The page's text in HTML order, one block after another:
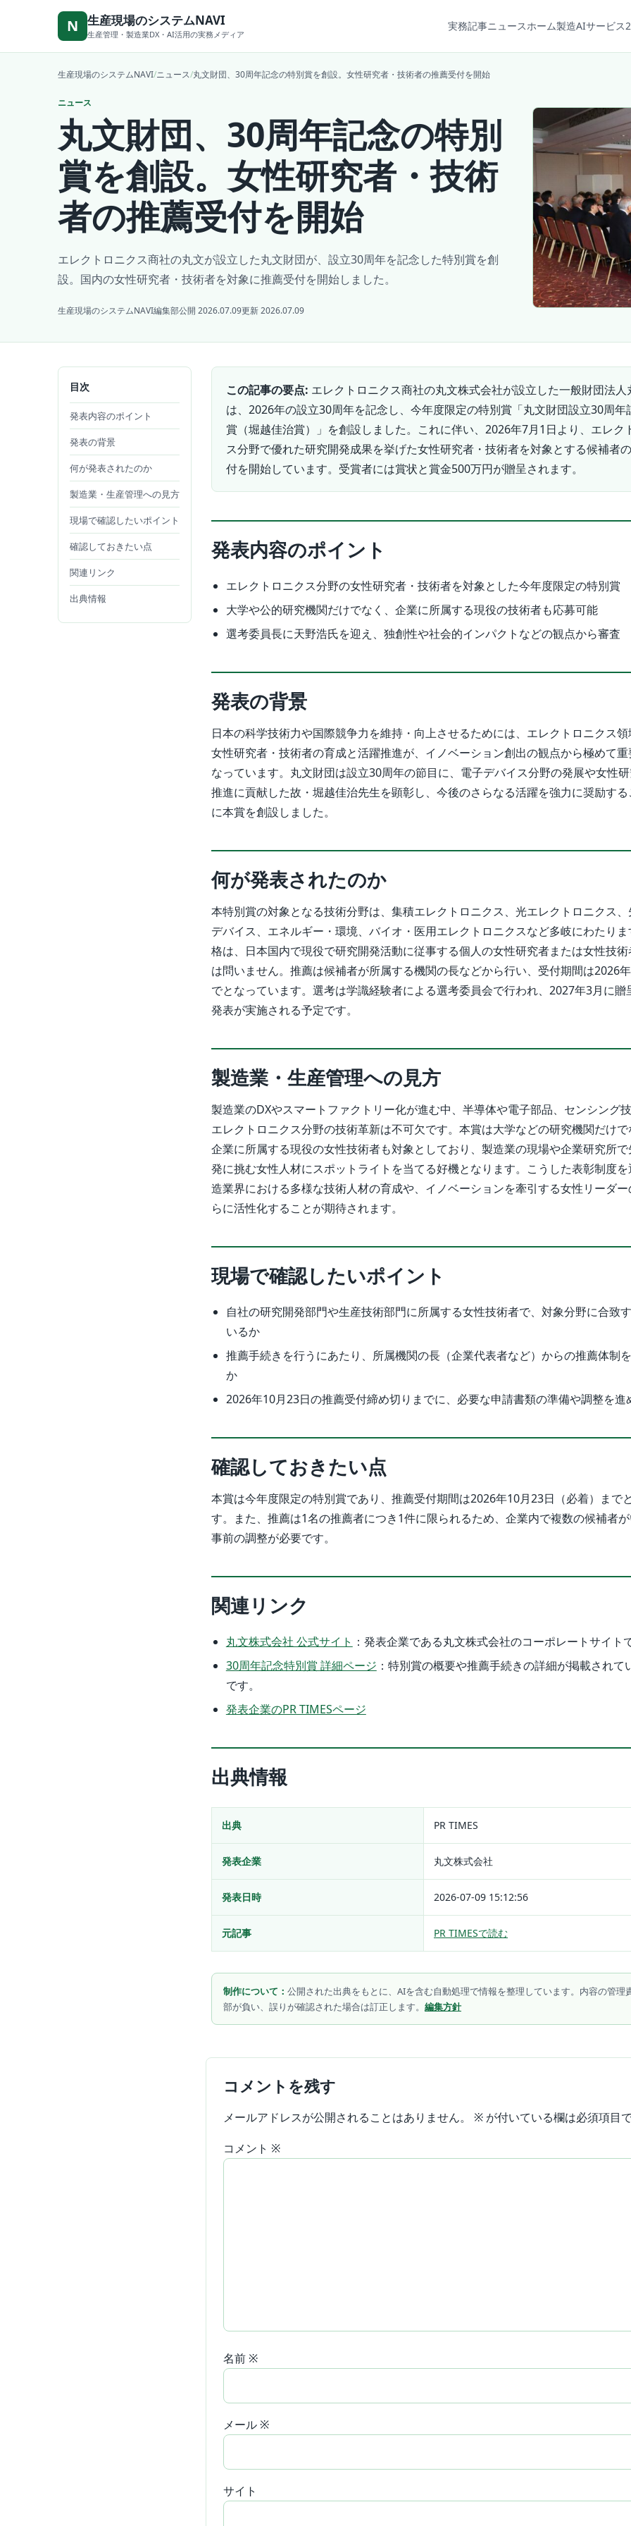
N 生産現場のシステムNAVI
生産管理・製造業DX・AI活用の実務メディア
実務記事ニュースホーム製造AIサービス
生産現場のシステムNAVI/ニュース/丸文財団、30周年記念の特別賞を創設。女性研究者・技術者の推薦受付を開始
ニュース
丸文財団、30周年記念の特別
賞を創設。女性研究者・技術
者の推薦受付を開始
エレクトロニクス商社の丸文が設立した丸文財団が、設立30周年を記念した特別賞を創
設。国内の女性研究者・技術者を対象に推薦受付を開始しました。
生産現場のシステムNAVI編集部公開 2026.07.09更新 2026.07.09
目次
発表内容のポイント
発表の背景
何が発表されたのか
製造業・生産管理への見方
現場で確認したいポイント
確認しておきたい点
関連リンク
出典情報
この記事の要点: エレクトロニクス商社の丸文株式会社が設立した一般財団法人
は、2026年の設立30周年を記念し、今年度限定の特別賞「丸文財団設立30周年
賞（堀越佳治賞）」を創設しました。これに伴い、2026年7月1日より、エレク
ス分野で優れた研究開発成果を挙げた女性研究者・技術者を対象とする候補者
付を開始しています。受賞者には賞状と賞金500万円が贈呈されます。
発表内容のポイント
エレクトロニクス分野の女性研究者・技術者を対象とした今年度限定の特別賞
大学や公的研究機関だけでなく、企業に所属する現役の技術者も応募可能
選考委員長に天野浩氏を迎え、独創性や社会的インパクトなどの観点から審査
発表の背景
日本の科学技術力や国際競争力を維持・向上させるためには、エレクトロニクス領
女性研究者・技術者の育成と活躍推進が、イノベーション創出の観点から極めて重
なっています。丸文財団は設立30周年の節目に、電子デバイス分野の発展や女性
推進に貢献した故・堀越佳治先生を顕彰し、今後のさらなる活躍を強力に奨励す
に本賞を創設しました。
何が発表されたのか
本特別賞の対象となる技術分野は、集積エレクトロニクス、光エレクトロニクス、
デバイス、エネルギー・環境、バイオ・医用エレクトロニクスなど多岐にわたり
格は、日本国内で現役で研究開発活動に従事する個人の女性研究者または女性技
は問いません。推薦は候補者が所属する機関の長などから行い、受付期間は2026
でとなっています。選考は学識経験者による選考委員会で行われ、2027年3月に贈
発表が実施される予定です。
製造業・生産管理への見方
製造業のDXやスマートファクトリー化が進む中、半導体や電子部品、センシング
エレクトロニクス分野の技術革新は不可欠です。本賞は大学などの研究機関だけ
企業に所属する現役の女性技術者も対象としており、製造業の現場や企業研究所
発に挑む女性人材にスポットライトを当てる好機となります。こうした表彰制度
造業界における多様な技術人材の育成や、イノベーションを牽引する女性リーダー
らに活性化することが期待されます。
現場で確認したいポイント
自社の研究開発部門や生産技術部門に所属する女性技術者で、対象分野に合致
いるか
推薦手続きを行うにあたり、所属機関の長（企業代表者など）からの推薦体制
か
2026年10月23日の推薦受付締め切りまでに、必要な申請書類の準備や調整を進
確認しておきたい点
本賞は今年度限定の特別賞であり、推薦受付期間は2026年10月23日（必着）まで
す。また、推薦は1名の推薦者につき1件に限られるため、企業内で複数の候補者
事前の調整が必要です。
関連リンク
丸文株式会社 公式サイト ：発表企業である丸文株式会社のコーポレートサイトで
30周年記念特別賞 詳細ページ ：特別賞の概要や推薦手続きの詳細が掲載されて
です。
発表企業のPR TIMESページ
出典情報
出典 PR TIMES
発表企業 丸文株式会社
発表日時 2026-07-09 15:12:56
元記事 PR TIMESで読む
制作について： 公開された出典をもとに、AIを含む自動処理で情報を整理しています。内容の管理
部が負い、誤りが確認された場合は訂正します。 編集方針
コメントを残す
メールアドレスが公開されることはありません。 ※ が付いている欄は必須項目
コメント ※
名前 ※
メール ※
サイト